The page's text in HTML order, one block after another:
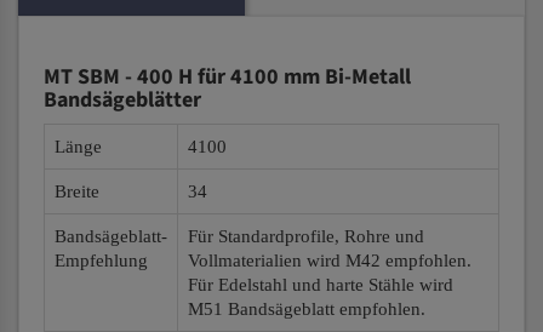
MT SBM - 400 H für 4100 mm Bi-Metall
Bandsägeblätter
Länge 4100
Breite 34
Bandsägeblatt-
Empfehlung
Für Standardprofile, Rohre und
Vollmaterialien wird M42 empfohlen.
Für Edelstahl und harte Stähle wird
M51 Bandsägeblatt empfohlen.